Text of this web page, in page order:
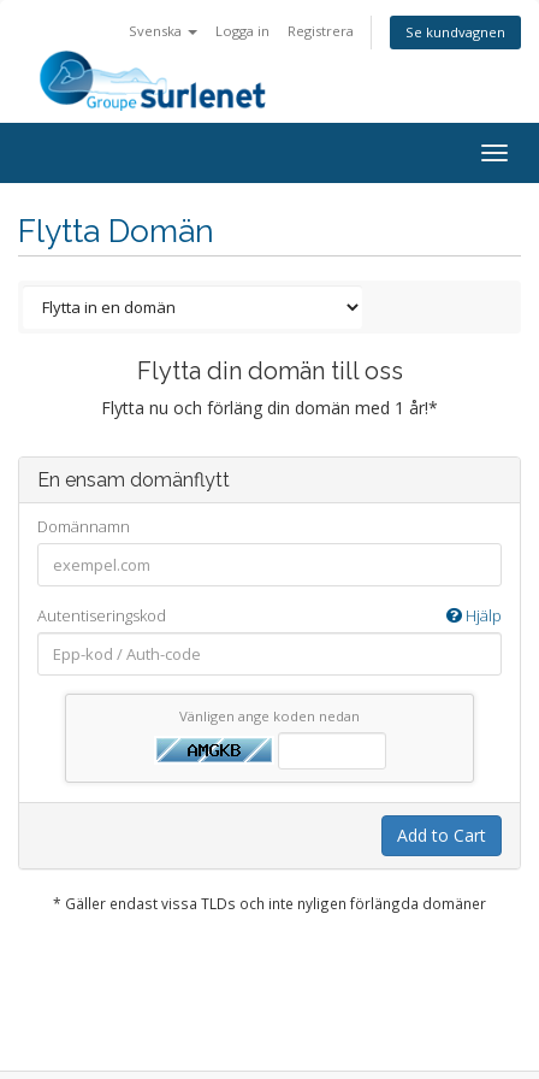
Svenska Logga in Registrera Se kundvagnen
Flytta Domän
Flytta din domän till oss
Flytta nu och förläng din domän med 1 år!*
En ensam domänflytt
Domännamn
Autentiseringskod Hjälp
Vänligen ange koden nedan
Add to Cart
* Gäller endast vissa TLDs och inte nyligen förlängda domäner